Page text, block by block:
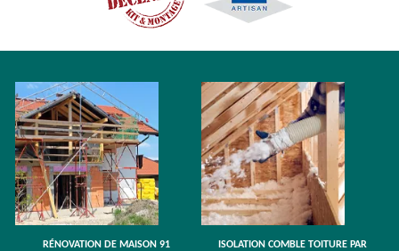
RÉNOVATION DE MAISON 91
ISOLATION COMBLE TOITURE PAR